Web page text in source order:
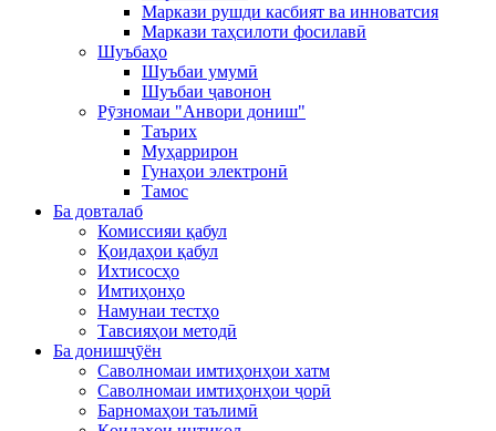
Маркази рушди касбият ва инноватсия
Маркази таҳсилоти фосилавӣ
Шуъбаҳо
Шуъбаи умумӣ
Шуъбаи ҷавонон
Рӯзномаи "Анвори дониш"
Таърих
Муҳаррирон
Гунаҳои электронӣ
Тамос
Ба довталаб
Комиссияи қабул
Қоидаҳои қабул
Ихтисосҳо
Имтиҳонҳо
Намунаи тестҳо
Тавсияҳои методӣ
Ба донишҷӯён
Саволномаи имтиҳонҳои хатм
Саволномаи имтиҳонҳои ҷорӣ
Барномаҳои таълимӣ